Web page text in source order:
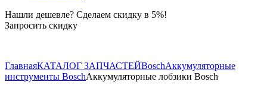
Нашли дешевле? Сделаем скидку в 5%!
Запросить скидку
ГлавнаяКАТАЛОГ ЗАПЧАСТЕЙBoschАккумуляторные
инструменты BoschАккумуляторные лобзики Bosch